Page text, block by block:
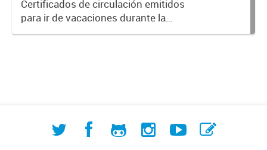
VERANO
Dirección Nacional de Mercados y
Estadística
Certificados de circulación emitidos
para ir de vacaciones durante la
emergencia sanitaria